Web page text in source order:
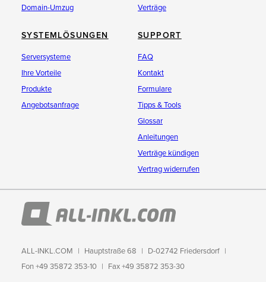
Domain-Umzug
Verträge
SYSTEMLÖSUNGEN
Serversysteme
Ihre Vorteile
Produkte
Angebotsanfrage
SUPPORT
FAQ
Kontakt
Formulare
Tipps & Tools
Glossar
Anleitungen
Verträge kündigen
Vertrag widerrufen
ALL-INKL.COM Hauptstraße 68
D-02742 Friedersdorf
Fon +49 35872 353-10
Fax +49 35872 353-30